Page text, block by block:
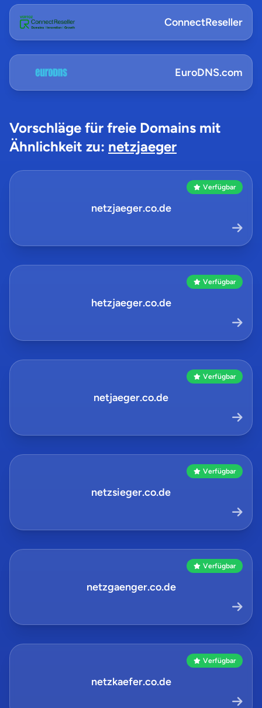
ConnectReseller
EuroDNS.com
Vorschläge für freie Domains mit
Ähnlichkeit zu: netzjaeger
Verfügbar
netzjaeger.co.de
Verfügbar
hetzjaeger.co.de
Verfügbar
netjaeger.co.de
Verfügbar
netzsieger.co.de
Verfügbar
netzgaenger.co.de
Verfügbar
netzkaefer.co.de